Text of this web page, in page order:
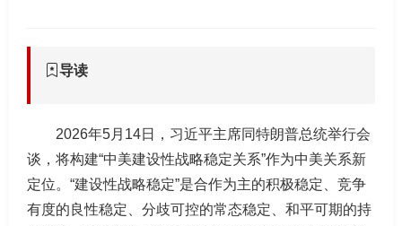
导读
2026年5月14日，习近平主席同特朗普总统举行会
谈，将构建“中美建设性战略稳定关系”作为中美关系新
定位。“建设性战略稳定”是合作为主的积极稳定、竞争
有度的良性稳定、分歧可控的常态稳定、和平可期的持